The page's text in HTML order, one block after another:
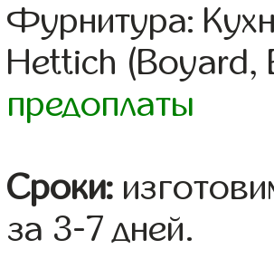
Фурнитура:
Hettich (Boyard,
предоплаты
Сроки:
за 3-7 дней.